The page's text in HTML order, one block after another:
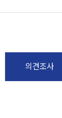
의견조사